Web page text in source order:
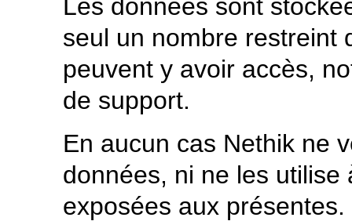
Les données sont
seul un nombre restreint
peuvent y avoir accès,
de support.
En aucun cas Nethik ne
données, ni ne les
exposées aux